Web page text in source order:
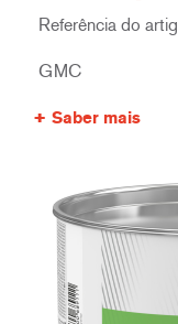
Referência do
GMC
Saber mais